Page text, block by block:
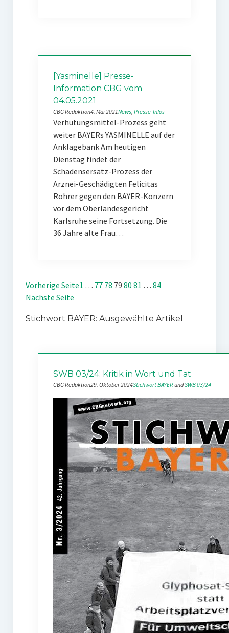
[Yasminelle] Presse-
Information CBG vom
04.05.2021
CBG Redaktion4. Mai 2021News, Presse-Infos
Verhütungsmittel-Prozess geht
weiter BAYERs YASMINELLE auf der
Anklagebank Am heutigen
Dienstag findet der
Schadensersatz-Prozess der
Arznei-Geschädigten Felicitas
Rohrer gegen den BAYER-Konzern
vor dem Oberlandesgericht
Karlsruhe seine Fortsetzung. Die
36 Jahre alte Frau…
Vorherige Seite1 … 77 78 79 80 81 … 84
Nächste Seite
Stichwort BAYER: Ausgewählte Artikel
SWB 03/24: Kritik in Wort und Tat
CBG Redaktion29. Oktober 2024Stichwort BAYER und SWB 03/24